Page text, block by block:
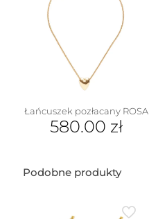
Łańcuszek pozłacany ROSA
580.00 zł
Podobne produkty